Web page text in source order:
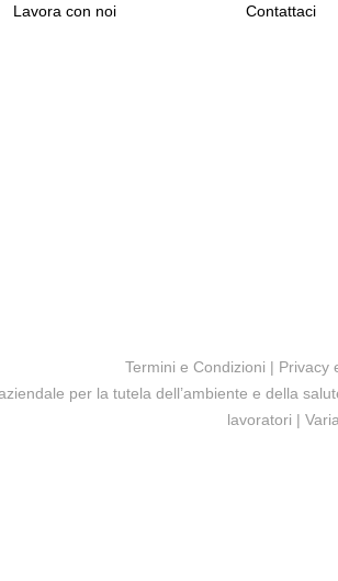
Lavora con noi Contattaci
Termini e Condizioni | Privacy
per la tutela dell’ambiente e della
lavoratori |